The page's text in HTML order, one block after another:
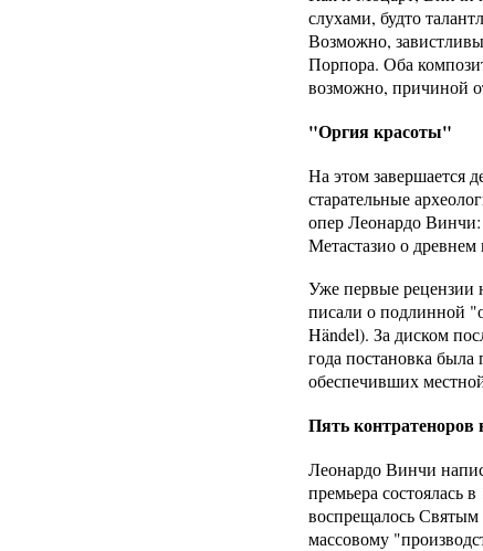
слухами, будто
Возможно,
Порпора. Оба
возможно, причиной
"Оргия красоты"
На этом завершается
старательные
опер Леонардо Винчи:
Метастазио о древнем
Уже первые рецензии
писали о подлинной
Händel). За диском
года постановка была
обеспечивших
Пять контратеноров
Леонардо Винчи
премьера состоялась
воспрещалось Святым
массовому